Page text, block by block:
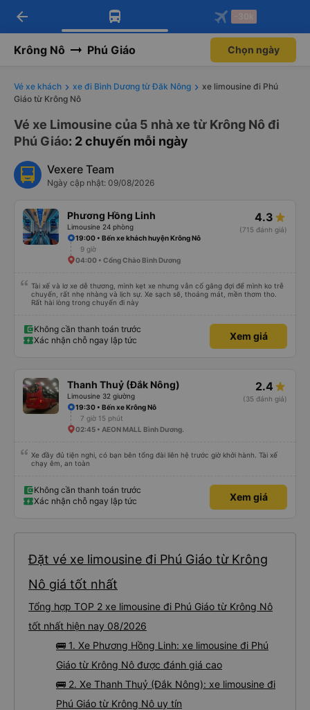
Tải app Vexere ngay!
Nhận ưu đãi thành viên độc
Mở app
Tải app Vexere
-30k/ghế khi đặt vé máy bay qua
Mở app
arrow_back -30k
Krông Nô Phú Giáo Chọn ngày
Vé xe khách xe đi Bình Dương từ Đăk Nông
xe limousine đi Phú
Giáo từ Krông Nô
Vé xe Limousine của 5 nhà xe từ Krông Nô đi
Phú Giáo: 2 chuyến mỗi ngày
Vexere Team
Ngày cập nhật: 09/08/2026
Phương Hồng Linh
Limousine 24 phòng
4.3
(715 đánh giá)
19:00 • Bến xe khách huyện Krông Nô
9 giờ
04:00 • Cổng Chào Bình Dương
Tài xế và lơ xe dễ thương, mình kẹt xe nhưng vẫn cố gắng đợi để mình ko trễ
chuyến, rất nhẹ nhàng và lịch sự. Xe sạch sẽ, thoáng mát, mền thơm tho.
Rất hài lòng trong chuyến đi này
Không cần thanh toán trước
Xác nhận chỗ ngay lập tức
Xem giá
Thanh Thuỷ (Đắk Nông)
Limousine 32 giường
2.4
(35 đánh giá)
19:30 • Bến xe Krông Nô
7 giờ 15 phút
02:45 • AEON MALL Bình Dương.
Xe đầy đủ tiện nghi, có bạn bên tổng đài liên hệ trước giờ khởi hành. Tài xế
chạy êm, an toàn
Không cần thanh toán trước
Xác nhận chỗ ngay lập tức
Xem giá
Đặt vé xe limousine đi Phú Giáo từ Krông
Nô giá tốt nhất
Tổng hợp TOP 2 xe limousine đi Phú Giáo từ Krông Nô
tốt nhất hiện nay 08/2026
🚌 1. Xe Phương Hồng Linh: xe limousine đi Phú
Giáo từ Krông Nô được đánh giá cao
🚌 2. Xe Thanh Thuỷ (Đắk Nông): xe limousine đi
Phú Giáo từ Krông Nô uy tín